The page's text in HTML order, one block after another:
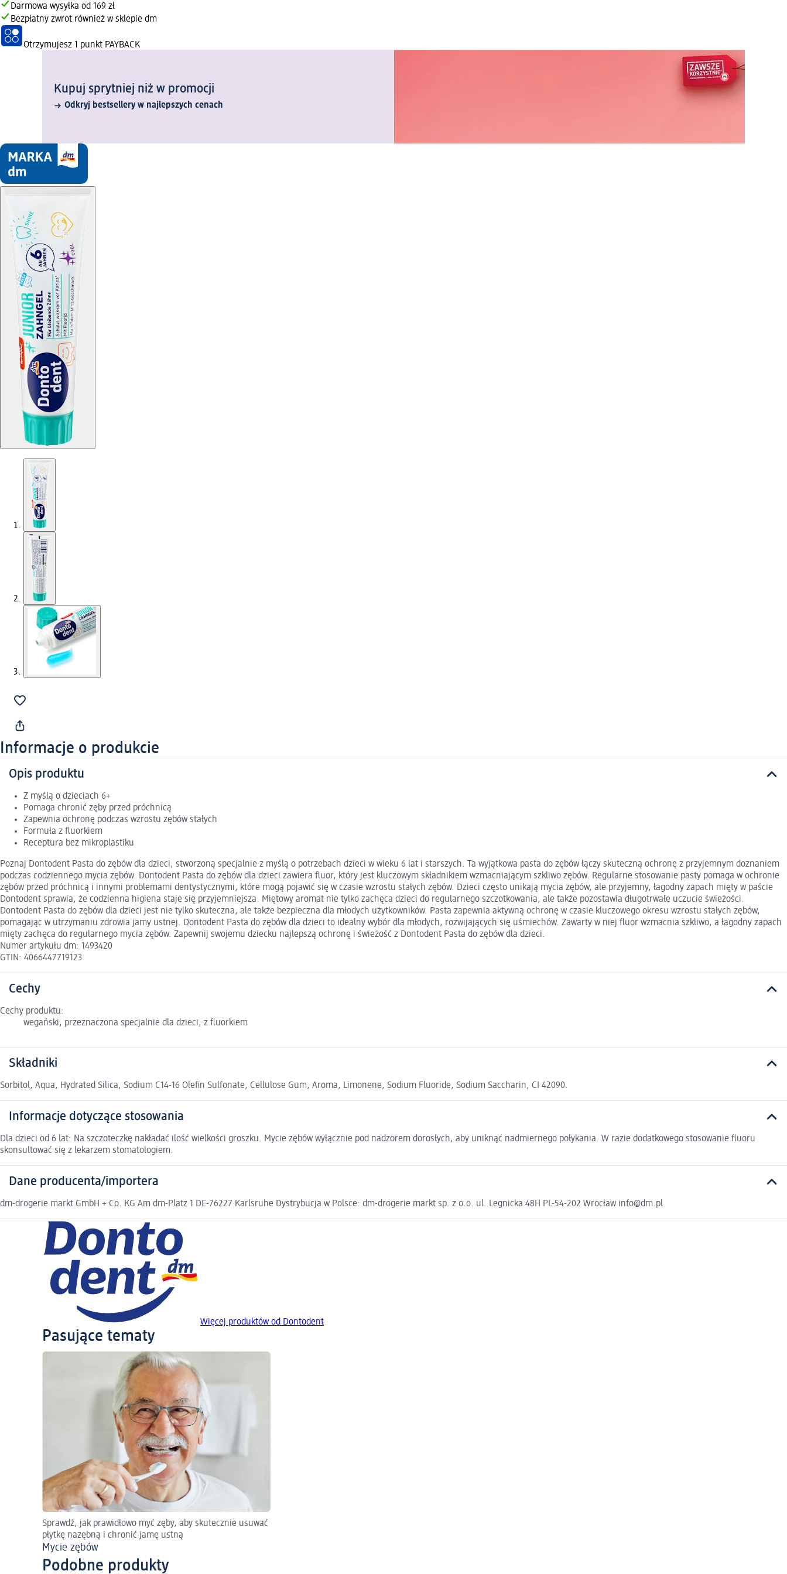
Darmowa wysyłka od 169 zł
Bezpłatny zwrot również w sklepie dm
Otrzymujesz 1 punkt PAYBACK
Kupuj sprytniej niż w promocji
Odkryj bestsellery w najlepszych cenach
Informacje o produkcie
Opis produktu
Z myślą o dzieciach 6+
Pomaga chronić zęby przed próchnicą
Zapewnia ochronę podczas wzrostu zębów stałych
Formuła z fluorkiem
Receptura bez mikroplastiku
Poznaj Dontodent Pasta do zębów dla dzieci, stworzoną specjalnie z myślą o potrzebach dzieci w wieku 6 lat i starszych. Ta wyjątkowa pasta do zębów łączy skuteczną ochronę z przyjemnym doznaniem
podczas codziennego mycia zębów. Dontodent Pasta do zębów dla dzieci zawiera fluor, który jest kluczowym składnikiem wzmacniającym szkliwo zębów. Regularne stosowanie pasty pomaga w ochronie
zębów przed próchnicą i innymi problemami dentystycznymi, które mogą pojawić się w czasie wzrostu stałych zębów. Dzieci często unikają mycia zębów, ale przyjemny, łagodny zapach mięty w paście
Dontodent sprawia, że codzienna higiena staje się przyjemniejsza. Miętowy aromat nie tylko zachęca dzieci do regularnego szczotkowania, ale także pozostawia długotrwałe uczucie świeżości.
Dontodent Pasta do zębów dla dzieci jest nie tylko skuteczna, ale także bezpieczna dla młodych użytkowników. Pasta zapewnia aktywną ochronę w czasie kluczowego okresu wzrostu stałych zębów,
pomagając w utrzymaniu zdrowia jamy ustnej. Dontodent Pasta do zębów dla dzieci to idealny wybór dla młodych, rozwijających się uśmiechów. Zawarty w niej fluor wzmacnia szkliwo, a łagodny zapach
mięty zachęca do regularnego mycia zębów. Zapewnij swojemu dziecku najlepszą ochronę i świeżość z Dontodent Pasta do zębów dla dzieci.
Numer artykułu dm: 1493420
GTIN: 4066447719123
Cechy
Cechy produktu:
wegański, przeznaczona specjalnie dla dzieci, z fluorkiem
Składniki
Sorbitol, Aqua, Hydrated Silica, Sodium C14-16 Olefin Sulfonate, Cellulose Gum, Aroma, Limonene, Sodium Fluoride, Sodium Saccharin, CI 42090.
Informacje dotyczące stosowania
Dla dzieci od 6 lat: Na szczoteczkę nakładać ilość wielkości groszku. Mycie zębów wyłącznie pod nadzorem dorosłych, aby uniknąć nadmiernego połykania. W razie dodatkowego stosowanie fluoru
skonsultować się z lekarzem stomatologiem.
Dane producenta/importera
dm-drogerie markt GmbH + Co. KG Am dm-Platz 1 DE-76227 Karlsruhe Dystrybucja w Polsce: dm-drogerie markt sp. z o.o. ul. Legnicka 48H PL-54-202 Wrocław info@dm.pl
Więcej produktów od Dontodent
Pasujące tematy
Sprawdź, jak prawidłowo myć zęby, aby skutecznie usuwać
płytkę nazębną i chronić jamę ustną
Mycie zębów
Podobne produkty